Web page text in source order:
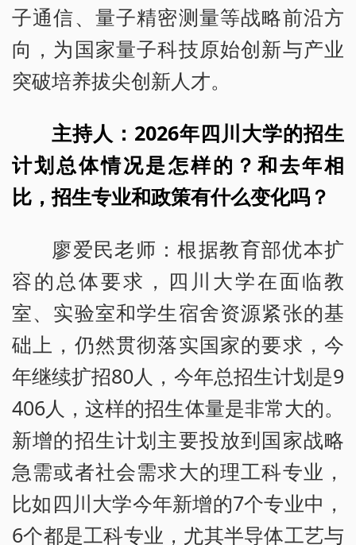
子通信、量子精密测量等战略前沿方
向，为国家量子科技原始创新与产业
突破培养拔尖创新人才。
主持人：2026年四川大学的招生
计划总体情况是怎样的？和去年相
比，招生专业和政策有什么变化吗？
廖爱民老师：根据教育部优本扩
容的总体要求，四川大学在面临教
室、实验室和学生宿舍资源紧张的基
础上，仍然贯彻落实国家的要求，今
年继续扩招80人，今年总招生计划是9
406人，这样的招生体量是非常大的。
新增的招生计划主要投放到国家战略
急需或者社会需求大的理工科专业，
比如四川大学今年新增的7个专业中，
6个都是工科专业，尤其半导体工艺与